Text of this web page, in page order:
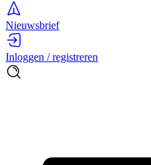
Nieuwsbrief
Inloggen / registreren